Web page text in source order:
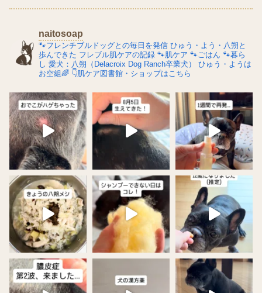
naitosoap
🐾フレンチブルドッグとの毎日を発信 ひゅう・よう・八朔と
歩んできた フレブル肌ケアの記録 🐾肌ケア 🐾ごはん 🐾暮ら
し 愛犬：八朔（Delacroix Dog Ranch卒業犬）
ひゅう・ようは
お空組🌈 👇肌ケア図書館・ショップはこちら